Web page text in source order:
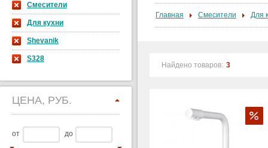
Смесители
Для кухни
Shevanik
S328
ЦЕНА, РУБ.
от до
Главная Смесители Для
Найдено товаров: 3